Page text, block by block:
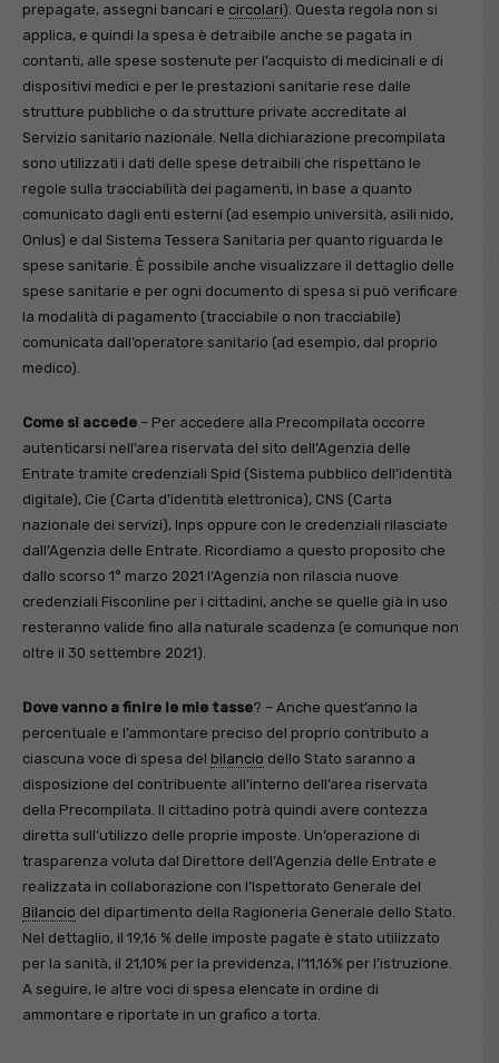
prepagate, assegni bancari e circolari). Questa regola non si
applica, e quindi la spesa è detraibile anche se pagata in
contanti, alle spese sostenute per l’acquisto di medicinali e di
dispositivi medici e per le prestazioni sanitarie rese dalle
strutture pubbliche o da strutture private accreditate al
Servizio sanitario nazionale. Nella dichiarazione precompilata
sono utilizzati i dati delle spese detraibili che rispettano le
regole sulla tracciabilità dei pagamenti, in base a quanto
comunicato dagli enti esterni (ad esempio università, asili nido,
Onlus) e dal Sistema Tessera Sanitaria per quanto riguarda le
spese sanitarie. È possibile anche visualizzare il dettaglio delle
spese sanitarie e per ogni documento di spesa si può verificare
la modalità di pagamento (tracciabile o non tracciabile)
comunicata dall’operatore sanitario (ad esempio, dal proprio
medico).
Come si accede – Per accedere alla Precompilata occorre
autenticarsi nell’area riservata del sito dell’Agenzia delle
Entrate tramite credenziali Spid (Sistema pubblico dell’identità
digitale), Cie (Carta d’identità elettronica), CNS (Carta
nazionale dei servizi), Inps oppure con le credenziali rilasciate
dall’Agenzia delle Entrate. Ricordiamo a questo proposito che
dallo scorso 1° marzo 2021 l’Agenzia non rilascia nuove
credenziali Fisconline per i cittadini, anche se quelle già in uso
resteranno valide fino alla naturale scadenza (e comunque non
oltre il 30 settembre 2021).
Dove vanno a finire le mie tasse? – Anche quest’anno la
percentuale e l’ammontare preciso del proprio contributo a
ciascuna voce di spesa del bilancio dello Stato saranno a
disposizione del contribuente all’interno dell’area riservata
della Precompilata. Il cittadino potrà quindi avere contezza
diretta sull’utilizzo delle proprie imposte. Un’operazione di
trasparenza voluta dal Direttore dell’Agenzia delle Entrate e
realizzata in collaborazione con l’Ispettorato Generale del
Bilancio del dipartimento della Ragioneria Generale dello Stato.
Nel dettaglio, il 19,16 % delle imposte pagate è stato utilizzato
per la sanità, il 21,10% per la previdenza, l’11,16% per l’istruzione.
A seguire, le altre voci di spesa elencate in ordine di
ammontare e riportate in un grafico a torta.